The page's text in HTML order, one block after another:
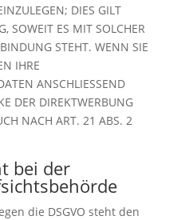
DIES GILT
SOWEIT ES MIT SOLCHER
STEHT. WENN SIE
IHRE
ANSCHLIESSEND
DER DIREKTWERBUNG
NACH ART. 21 ABS. 2
bei der
die DSGVO steht den